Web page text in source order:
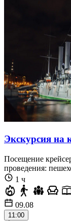
Экскурсия на
Посещение
проведения:
1 ч
09.08
11:00